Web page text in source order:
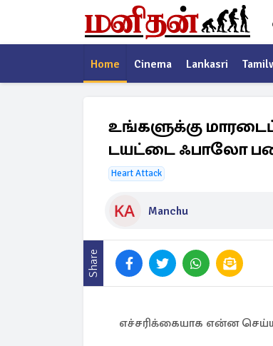
Home Cinema Lankasri
உங்களுக்கு
டயட்டை ஃபாலோ
Heart Attack
Manchu
Share
எச்சரிக்கையாக என்ன